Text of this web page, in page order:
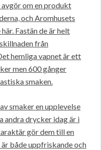
om en produkt
och Aromhusets
Fastän de är helt
från
hemliga vapnet är ett
men 600 gånger
smaken.
smaker en upplevelse
andra drycker idag är i
gör dem till en
både uppfriskande och